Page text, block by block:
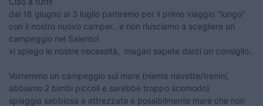
dal 16 giugno al 3 luglio partiremo per il primo viaggio "lungo"
con il nostro nuovo camper.. e non riusciamo a scegliere un
campeggio nel Salento!
vi spiego le nostre necessità, magari sapete darci un consiglio..
Vorremmo un campeggio sul mare (niente navette/trenini,
abbiamo 2 bimbi piccoli e sarebbe troppo scomodo)
spiaggia sabbiosa e attrezzata e possibilmente mare che non